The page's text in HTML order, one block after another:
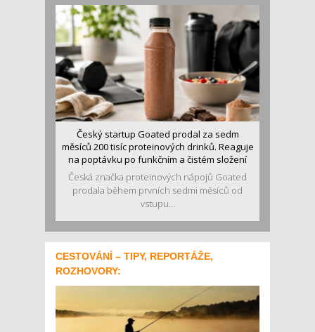
Český startup Goated prodal za sedm
měsíců 200 tisíc proteinových drinků. Reaguje
na poptávku po funkčním a čistém složení
Česká značka proteinových nápojů Goated
prodala během prvních sedmi měsíců od
vstupu...
CESTOVÁNÍ – TIPY, REPORTÁŽE,
ROZHOVORY: